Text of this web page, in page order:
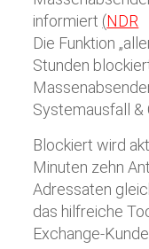
informiert (NDR
Die Funktion
Stunden
Systemausfall &
Blockiert wird
Minuten zehn
Adressaten
das hilfreiche
Exchange-